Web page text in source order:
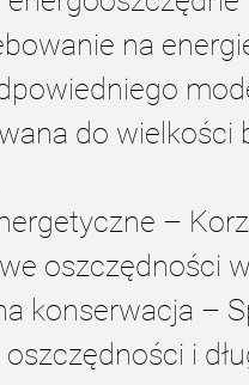
na
do
–
oszczędności
konserwacja –
i